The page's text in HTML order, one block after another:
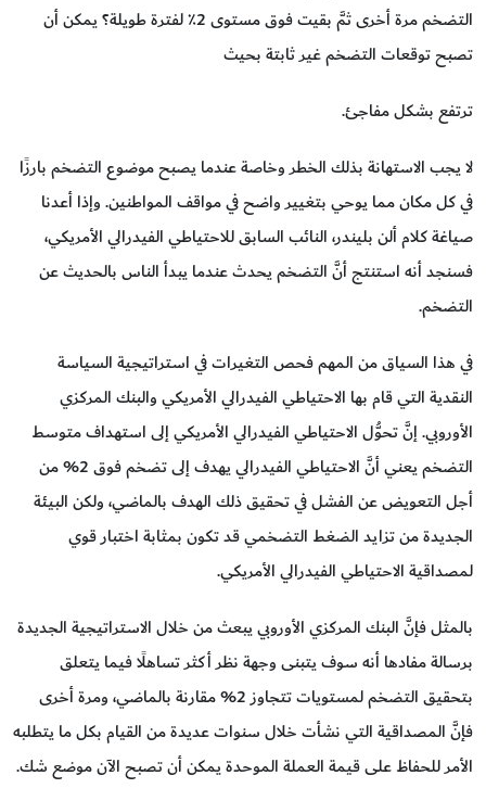
التضخم مرة أخرى ثمَّ بقيت فوق مستوى 2٪ لفترة طويلة؟ يمكن أن
تصبح توقعات التضخم غير ثابتة بحيث
ترتفع بشكل مفاجئ.
لا يجب الاستهانة بذلك الخطر وخاصة عندما يصبح موضوع التضخم بارزًا
في كل مكان مما يوحي بتغيير واضح في مواقف المواطنين. وإذا أعدنا
صياغة كلام ألن بليندر، النائب السابق للاحتياطي الفيدرالي الأمريكي،
فسنجد أنه استنتج أنَّ التضخم يحدث عندما يبدأ الناس بالحديث عن
التضخم.
في هذا السياق من المهم فحص التغيرات في استراتيجية السياسة
النقدية التي قام بها الاحتياطي الفيدرالي الأمريكي والبنك المركزي
الأوروبي. إنَّ تحوُّل الاحتياطي الفيدرالي الأمريكي إلى استهداف متوسط
التضخم يعني أنَّ الاحتياطي الفيدرالي يهدف إلى تضخم فوق 2% من
أجل التعويض عن الفشل في تحقيق ذلك الهدف بالماضي، ولكن البيئة
الجديدة من تزايد الضغط التضخمي قد تكون بمثابة اختبار قوي
لمصداقية الاحتياطي الفيدرالي الأمريكي.
بالمثل فإنَّ البنك المركزي الأوروبي يبعث من خلال الاستراتيجية الجديدة
برسالة مفادها أنه سوف يتبنى وجهة نظر أكثر تساهلًا فيما يتعلق
بتحقيق التضخم لمستويات تتجاوز 2% مقارنة بالماضي، ومرة أخرى
فإنَّ المصداقية التي نشأت خلال سنوات عديدة من القيام بكل ما يتطلبه
الأمر للحفاظ على قيمة العملة الموحدة يمكن أن تصبح الآن موضع شك.